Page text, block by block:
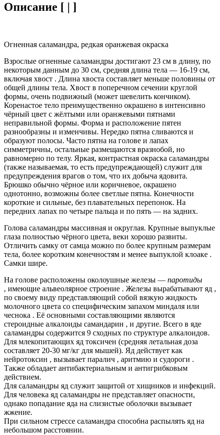
Описание [ | ]
Огненная саламандра, редкая оранжевая окраска
Взрослые огненные саламандры достигают 23 см в длину, по
некоторым данным до 30 см, средняя длина тела — 16-19 см,
включая хвост . Длина хвоста составляет меньше половины от
общей длины тела. Хвост в поперечном сечении круглой
формы, очень подвижный (может шевелить кончиком).
Коренастое тело преимущественно окрашено в интенсивно
чёрный цвет с жёлтыми или оранжевыми пятнами
неправильной формы. Форма и расположение пятен
разнообразны и изменчивы. Нередко пятна сливаются и
образуют полосы. Часто пятна на голове и лапах
симметричны, остальные размещаются вразнобой, но
равномерно по телу. Яркая, контрастная окраска саламандры
(также называемая, то есть предупреждающей) служит для
предупреждения врагов о том, что их добыча ядовита.
Брюшко обычно чёрное или коричневое, окрашено
однотонно, возможны более светлые пятна. Конечности
короткие и сильные, без плавательных перепонок. На
передних лапах по четыре пальца и по пять — на задних.
Голова саламандры массивная и округлая. Крупные выпуклые
глаза полностью чёрного цвета, веки хорошо развиты.
Отличить самку от самца можно по более крупным размерам
тела, более коротким конечностям и менее выпуклой клоаке .
Самки шире.
На голове расположены околоушные железы — паротиды
, имеющие альвеолярное строение . Железы вырабатывают яд ,
по своему виду представляющий собой вязкую жидкость
молочного цвета со специфическим запахом миндаля или
чеснока . Её основными составляющими являются
стероидные алкалоиды самандарин , и другие. Всего в яде
саламандры содержится 9 сходных по структуре алкалоидов.
Для млекопитающих яд токсичен (средняя летальная доза
составляет 20-30 мг/кг для мышей). Яд действует как
нейротоксин , вызывает паралич , аритмию и судороги .
Также обладает антибактериальным и антигрибковым
действием.
Для саламандры яд служит защитой от хищников и инфекций.
Для человека яд саламандры не представляет опасности,
однако попадание яда на слизистые оболочки вызывает
жжение.
При сильном стрессе саламандра способна распылять яд на
небольшом расстоянии.